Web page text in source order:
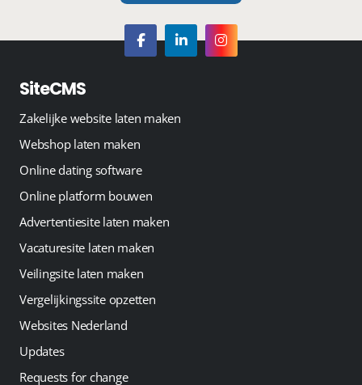
SiteCMS
Zakelijke website laten maken
Webshop laten maken
Online dating software
Online platform bouwen
Advertentiesite laten maken
Vacaturesite laten maken
Veilingsite laten maken
Vergelijkingssite opzetten
Websites Nederland
Updates
Requests for change